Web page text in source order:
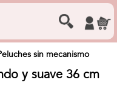
sin mecanismo
y suave 36 cm